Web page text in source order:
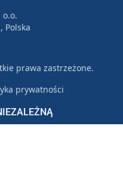
o.o.
Polska
prawa zastrzeżone.
prywatności